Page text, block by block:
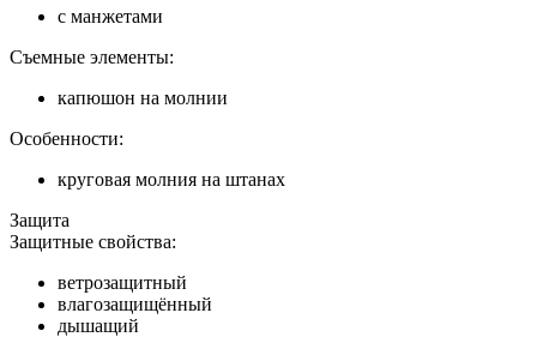
с манжетами
Съемные элементы:
капюшон на молнии
Особенности:
круговая молния на штанах
Защита
Защитные свойства:
ветрозащитный
влагозащищённый
дышащий